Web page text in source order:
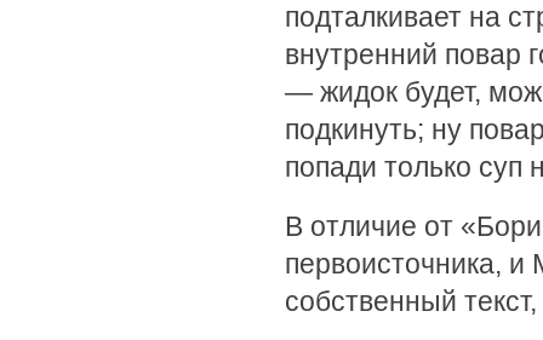
подталкивает на
внутренний повар
— жидок будет,
подкинуть; ну
попади только
В отличие от
первоисточника,
собственный